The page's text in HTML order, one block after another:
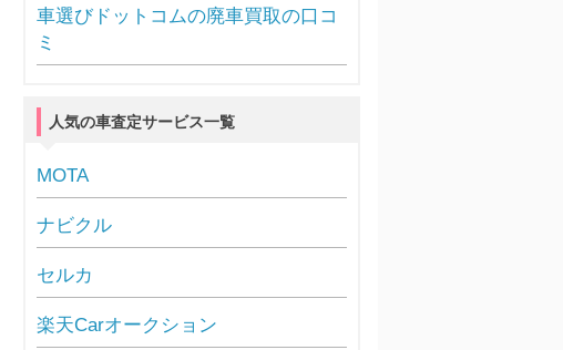
車選びドットコムの廃車買取の口コ
ミ
人気の車査定サービス一覧
MOTA
ナビクル
セルカ
楽天Carオークション